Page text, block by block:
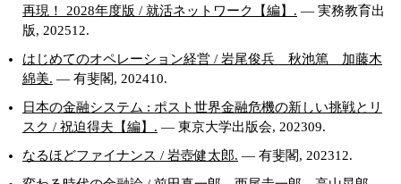
再現！ 2028年度版 / 就活ネットワーク【編】. — 実務教育出
版, 202512.
はじめてのオペレーション経営 / 岩尾俊兵 秋池篤 加藤木
綿美. — 有斐閣, 202410.
日本の金融システム : ポスト世界金融危機の新しい挑戦とリ
スク / 祝迫得夫【編】. — 東京大学出版会, 202309.
なるほどファイナンス / 岩壺健太郎. — 有斐閣, 202312.